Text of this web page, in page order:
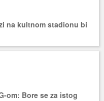
na kultnom stadionu bi
om: Bore se za istog